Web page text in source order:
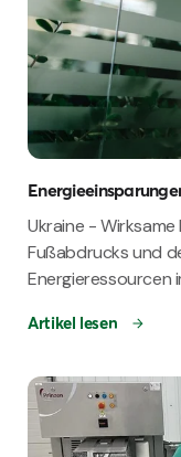
Ukraine -
Fußabdrucks und
Energieressourcen
Artikel lesen